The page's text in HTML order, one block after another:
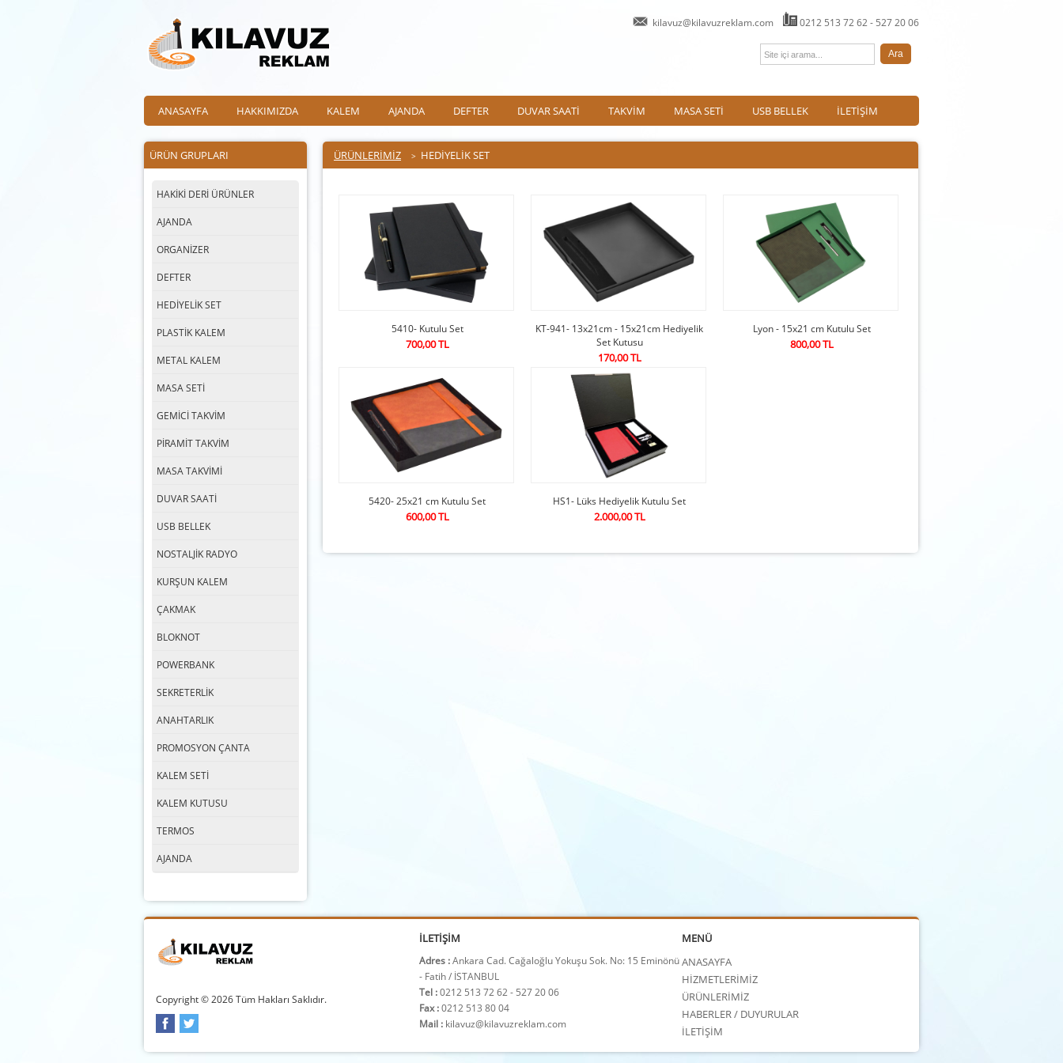
kilavuz@kilavuzreklam.com 0212 513 72 62 - 527 20 06
ANASAYFA HAKKIMIZDA KALEM AJANDA DEFTER DUVAR SAATİ TAKVİM MASA SETİ USB BELLEK İLETİŞİM
ÜRÜN GRUPLARI
HAKİKİ DERİ ÜRÜNLER
AJANDA
ORGANİZER
DEFTER
HEDİYELİK SET
PLASTİK KALEM
METAL KALEM
MASA SETİ
GEMİCİ TAKVİM
PİRAMİT TAKVİM
MASA TAKVİMİ
DUVAR SAATİ
USB BELLEK
NOSTALJİK RADYO
KURŞUN KALEM
ÇAKMAK
BLOKNOT
POWERBANK
SEKRETERLİK
ANAHTARLIK
PROMOSYON ÇANTA
KALEM SETİ
KALEM KUTUSU
TERMOS
AJANDA
ÜRÜNLERİMİZ > HEDİYELİK SET
5410- Kutulu Set
700,00 TL
KT-941- 13x21cm - 15x21cm Hediyelik
Set Kutusu
170,00 TL
Lyon - 15x21 cm Kutulu Set
800,00 TL
5420- 25x21 cm Kutulu Set
600,00 TL
HS1- Lüks Hediyelik Kutulu Set
2.000,00 TL
Copyright © 2026 Tüm Hakları Saklıdır.
İLETİŞİM
Adres :Ankara Cad. Cağaloğlu Yokuşu Sok. No: 15 Eminönü
- Fatih / İSTANBUL
Tel :0212 513 72 62 - 527 20 06
Fax :0212 513 80 04
Mail : kilavuz@kilavuzreklam.com
MENÜ
ANASAYFA
HİZMETLERİMİZ
ÜRÜNLERİMİZ
HABERLER / DUYURULAR
İLETİŞİM